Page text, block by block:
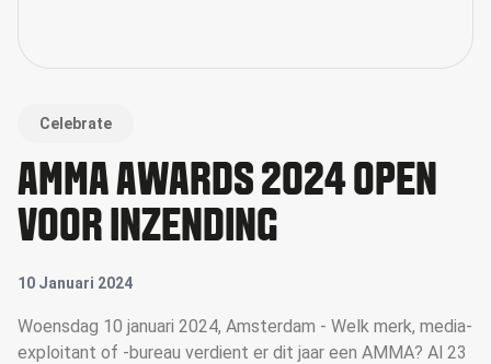
Celebrate
AMMA AWARDS 2024 OPEN
VOOR INZENDING
10 Januari 2024
Woensdag 10 januari 2024, Amsterdam - Welk merk, media-
exploitant of -bureau verdient er dit jaar een AMMA? Al 23